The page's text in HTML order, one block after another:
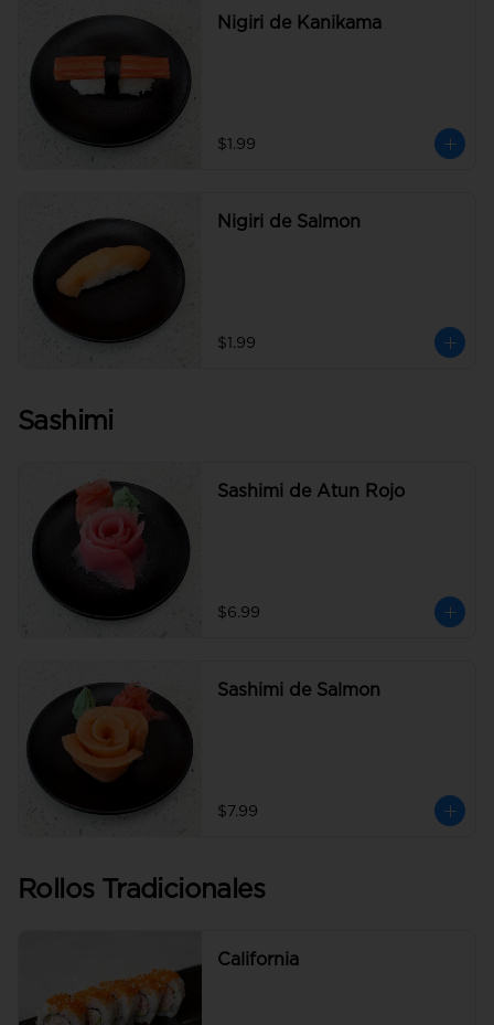
Nigiri de Kanikama
$1.99
Nigiri de Salmon
$1.99
Sashimi
Sashimi de Atun Rojo
$6.99
Sashimi de Salmon
$7.99
Rollos Tradicionales
California